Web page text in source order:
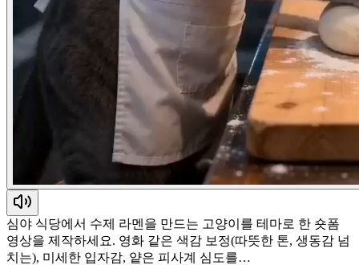
심야 식당에서 수제 라멘을 만드는 고양이를 테마로 한 숏폼
영상을 제작하세요. 영화 같은 색감 보정(따뜻한 톤, 생동감 넘
치는), 미세한 입자감, 얕은 피사계 심도를…